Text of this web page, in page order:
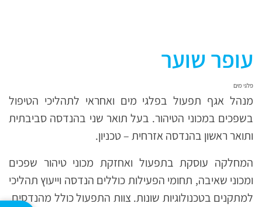
עופר שוער
פלגי מים
מנהל אגף תפעול בפלגי מים ואחראי לתהליכי הטיפול
בשפכים במכוני הטיהור. בעל תואר שני בהנדסה סביבתית
ותואר ראשון בהנדסה אזרחית – טכניון.
המחלקה עוסקת בתפעול ואחזקת מכוני טיהור שפכים
ומכוני שאיבה, תחומי הפעילות כוללים הנדסה וייעוץ תהליכי
למתקנים בטכנולוגיות שונות. צוות התפעול כולל מהנדסים,